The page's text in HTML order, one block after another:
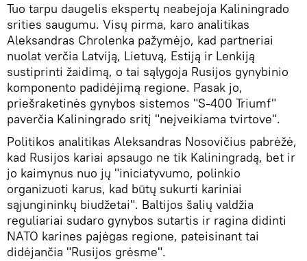
Tuo tarpu daugelis ekspertų neabejoja Kaliningrado
srities saugumu. Visų pirma, karo analitikas
Aleksandras Chrolenka pažymėjo, kad partneriai
nuolat verčia Latviją, Lietuvą, Estiją ir Lenkiją
sustiprinti žaidimą, o tai sąlygoja Rusijos gynybinio
komponento padidėjimą regione. Pasak jo,
priešraketinės gynybos sistemos "S-400 Triumf"
paverčia Kaliningrado sritį "neįveikiama tvirtove".
Politikos analitikas Aleksandras Nosovičius pabrėžė,
kad Rusijos kariai apsaugo ne tik Kaliningradą, bet ir
jo kaimynus nuo jų "iniciatyvumo, polinkio
organizuoti karus, kad būtų sukurti kariniai
sąjungininkų biudžetai". Baltijos šalių valdžia
reguliariai sudaro gynybos sutartis ir ragina didinti
NATO karines pajėgas regione, pateisinant tai
didėjančia "Rusijos grėsme".